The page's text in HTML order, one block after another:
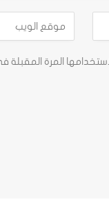
المرة